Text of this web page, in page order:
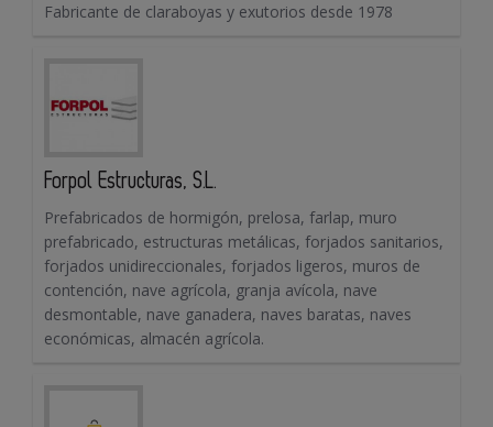
Fabricante de claraboyas y exutorios desde 1978
Forpol Estructuras, S.L.
Prefabricados de hormigón, prelosa, farlap, muro
prefabricado, estructuras metálicas, forjados sanitarios,
forjados unidireccionales, forjados ligeros, muros de
contención, nave agrícola, granja avícola, nave
desmontable, nave ganadera, naves baratas, naves
económicas, almacén agrícola.